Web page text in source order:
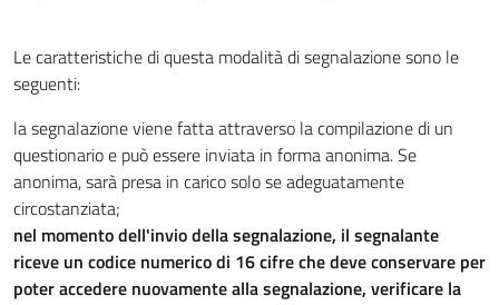
Le caratteristiche di questa modalità di segnalazione sono le
seguenti:
la segnalazione viene fatta attraverso la compilazione di un
questionario e può essere inviata in forma anonima. Se
anonima, sarà presa in carico solo se adeguatamente
circostanziata;
nel momento dell'invio della segnalazione, il segnalante
riceve un codice numerico di 16 cifre che deve conservare per
poter accedere nuovamente alla segnalazione, verificare la